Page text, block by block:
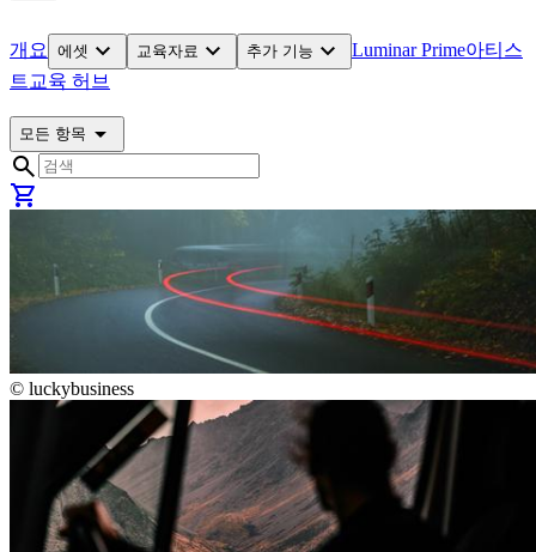
개요 에셋 expand_more 교육자료 expand_more 추가 기능 expand_more Luminar Prime아티스
트 교육 허브
모든 항목 arrow_drop_down
search
shopping_cart
© luckybusiness